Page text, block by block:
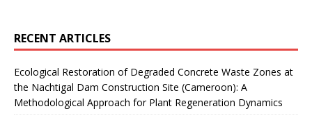
RECENT ARTICLES
Ecological Restoration of Degraded Concrete Waste Zones at
the Nachtigal Dam Construction Site (Cameroon): A
Methodological Approach for Plant Regeneration Dynamics